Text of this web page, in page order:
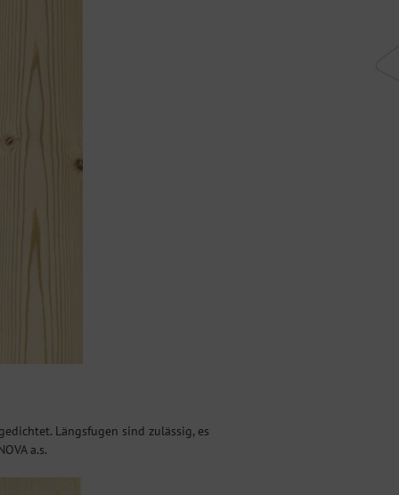
Längsfugen sind zulässig, es
a.s.